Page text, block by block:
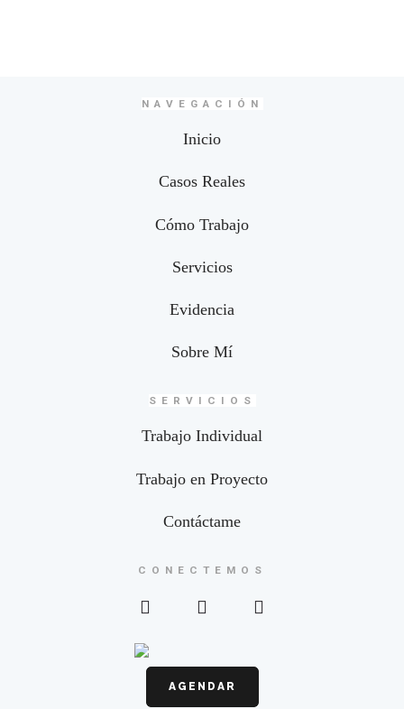
NAVEGACIÓN
Inicio
Casos Reales
Cómo Trabajo
Servicios
Evidencia
Sobre Mí
SERVICIOS
Trabajo Individual
Trabajo en Proyecto
Contáctame
CONECTEMOS
AGENDAR